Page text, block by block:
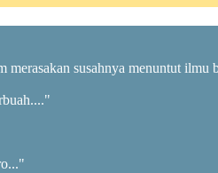
susahnya menuntut ilmu